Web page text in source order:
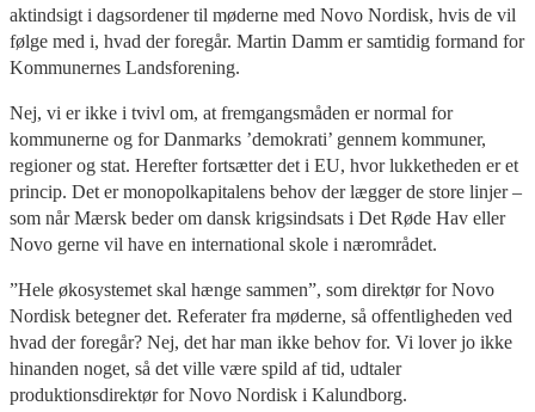
aktindsigt i dagsordener til møderne med Novo Nordisk, hvis de vil
følge med i, hvad der foregår. Martin Damm er samtidig formand for
Kommunernes Landsforening.
Nej, vi er ikke i tvivl om, at fremgangsmåden er normal for
kommunerne og for Danmarks ’demokrati’ gennem kommuner,
regioner og stat. Herefter fortsætter det i EU, hvor lukketheden er et
princip. Det er monopolkapitalens behov der lægger de store linjer –
som når Mærsk beder om dansk krigsindsats i Det Røde Hav eller
Novo gerne vil have en international skole i nærområdet.
”Hele økosystemet skal hænge sammen”, som direktør for Novo
Nordisk betegner det. Referater fra møderne, så offentligheden ved
hvad der foregår? Nej, det har man ikke behov for. Vi lover jo ikke
hinanden noget, så det ville være spild af tid, udtaler
produktionsdirektør for Novo Nordisk i Kalundborg.